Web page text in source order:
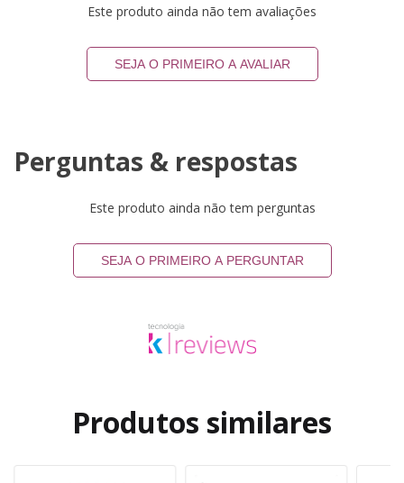
Este produto ainda não tem avaliações
SEJA O PRIMEIRO A AVALIAR
Perguntas & respostas
Este produto ainda não tem perguntas
SEJA O PRIMEIRO A PERGUNTAR
Produtos similares